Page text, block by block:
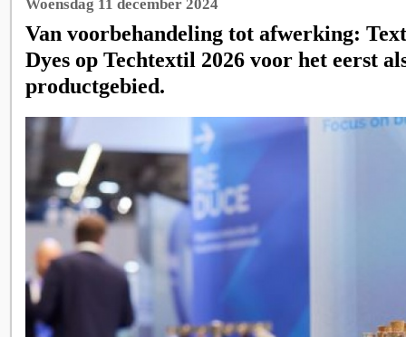
Woensdag 11 december 2024
Van voorbehandeling tot afwerking:
Dyes op Techtextil 2026 voor het eerst
productgebied.